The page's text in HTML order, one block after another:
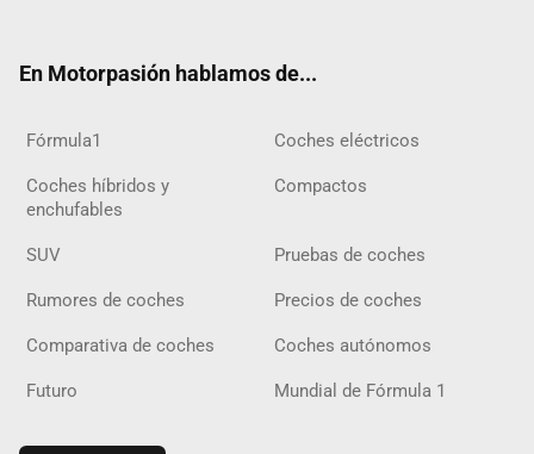
En Motorpasión hablamos de...
Fórmula1 Coches eléctricos
Coches híbridos y
enchufables
Compactos
SUV Pruebas de coches
Rumores de coches Precios de coches
Comparativa de coches Coches autónomos
Futuro Mundial de Fórmula 1